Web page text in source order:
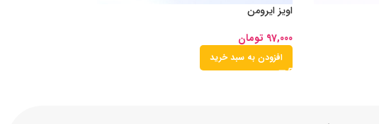
اویز ایرومن
97,000 تومان
افزودن به سبد خرید